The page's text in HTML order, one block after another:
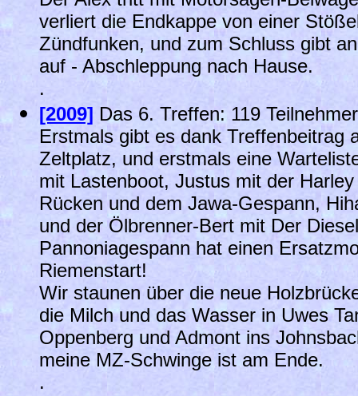
verliert die Endkappe von einer
Zündfunken, und zum Schluss gibt
auf - Abschleppung nach Hause.
.
[2009] Das 6. Treffen: 119
Erstmals gibt es dank Treffenbeitrag
Zeltplatz, und erstmals eine
mit Lastenboot, Justus mit der
Rücken und dem Jawa-Gespann,
und der Ölbrenner-Bert mit Der
Pannoniagespann hat einen
Riemenstart!
Wir staunen über die neue
die Milch und das Wasser in Uwes
Oppenberg und Admont ins
meine MZ-Schwinge ist am Ende.
.